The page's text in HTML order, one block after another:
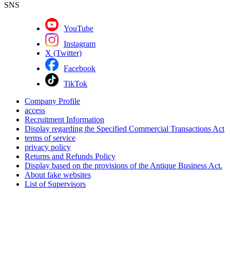
SNS
YouTube
Instagram
X (Twitter)
Facebook
TikTok
Company Profile
access
Recruitment Information
Display regarding the Specified Commercial Transactions Act
terms of service
privacy policy
Returns and Refunds Policy
Display based on the provisions of the Antique Business Act.
About fake websites
List of Supervisors